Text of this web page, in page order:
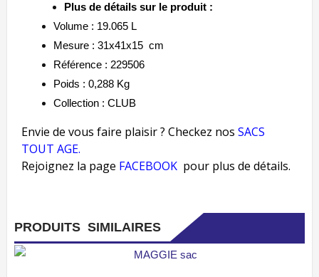
Plus de détails sur le produit :
Volume : 19.065 L
Mesure : 31x41x15 cm
Référence : 229506
Poids : 0,288 Kg
Collection : CLUB
Envie de vous faire plaisir ? Checkez nos SACS
TOUT AGE.
Rejoignez la page FACEBOOK pour plus de détails.
PRODUITS SIMILAIRES